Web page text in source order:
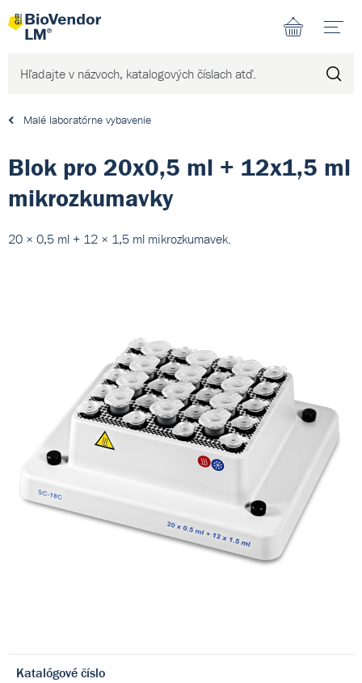
Malé laboratórne vybavenie
Blok pro 20x0,5 ml + 12x1,5 ml
mikrozkumavky
20 × 0,5 ml + 12 × 1,5 ml mikrozkumavek.
Katalógové číslo